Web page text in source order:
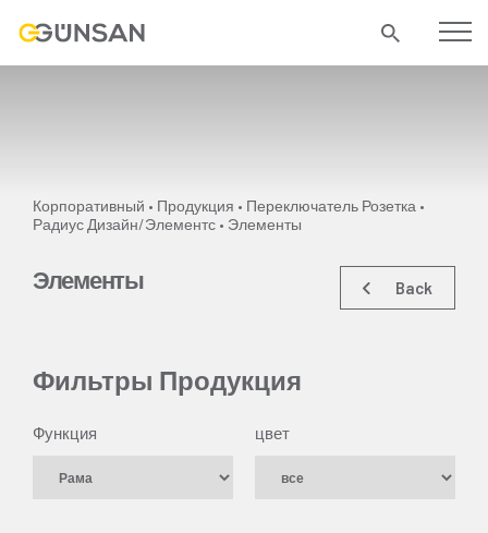
Корпоративный • Продукция • Переключатель Розетка •
Радиус Дизайн/Элементс • Элементы
Элементы Back
Фильтры Продукция
Функция цвет